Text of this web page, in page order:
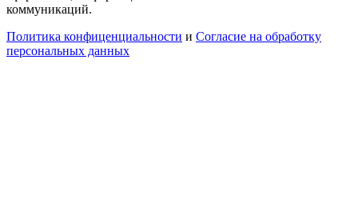
коммуникаций.
Политика конфиценциальности и Согласие на обработку
персональных данных